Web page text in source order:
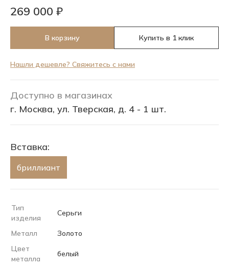
269 000 ₽
В корзину Купить в 1 клик
Нашли дешевле? Свяжитесь с нами
Доступно в магазинах
г. Москва, ул. Тверская, д. 4 - 1 шт.
Вставка:
бриллиант
Тип
изделия
Серьги
Металл
Золото
Цвет
металла
белый